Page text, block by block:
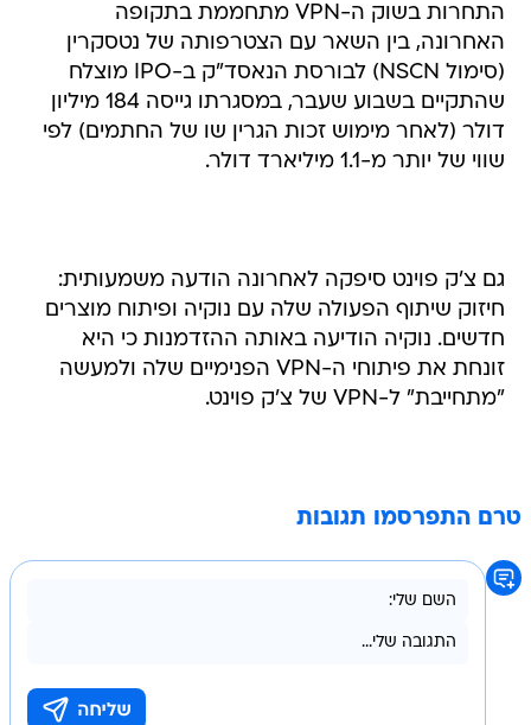
התחרות בשוק ה-VPN מתחממת בתקופה
האחרונה, בין השאר עם הצטרפותה של נטסקרין
(סימול NSCN) לבורסת הנאסד"ק ב-IPO מוצלח
שהתקיים בשבוע שעבר, במסגרתו גייסה 184 מיליון
דולר (לאחר מימוש זכות הגרין שו של החתמים) לפי
שווי של יותר מ-1.1 מיליארד דולר.
גם צ'ק פוינט סיפקה לאחרונה הודעה משמעותית:
חיזוק שיתוף הפעולה שלה עם נוקיה ופיתוח מוצרים
חדשים. נוקיה הודיעה באותה ההזדמנות כי היא
זונחת את פיתוחי ה-VPN הפנימיים שלה ולמעשה
"מתחייבת" ל-VPN של צ'ק פוינט.
טרם התפרסמו תגובות